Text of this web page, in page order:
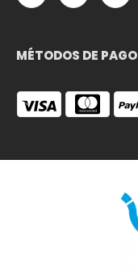
MÉTODOS DE PAGO